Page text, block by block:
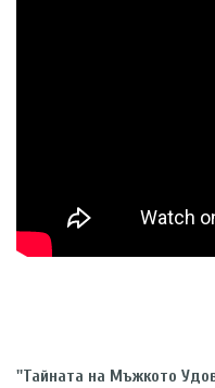
''Тайната на Мъжкото